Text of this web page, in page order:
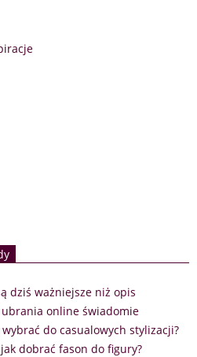
dziś ważniejsze niż opis
ubrania online świadomie
do casualowych stylizacji?
dobrać fason do figury?